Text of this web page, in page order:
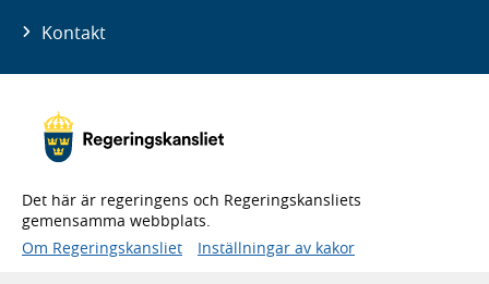
Kontakt
Det här är regeringens och Regeringskansliets
gemensamma webbplats.
Om Regeringskansliet
Inställningar av kakor